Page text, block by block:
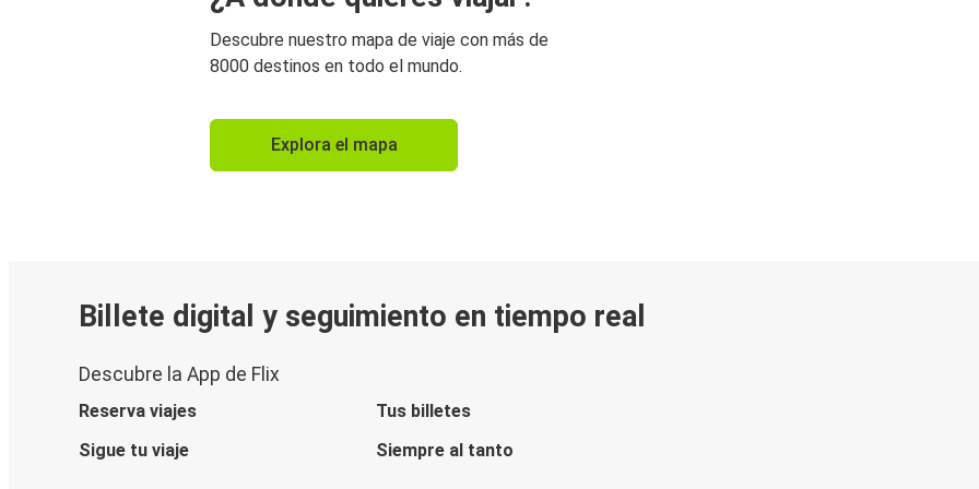
Descubre nuestro mapa de viaje con más de
8000 destinos en todo el mundo.
Explora el mapa
Billete digital y seguimiento en tiempo real
Descubre la App de Flix
Reserva viajes
Tus billetes
Sigue tu viaje
Siempre al tanto